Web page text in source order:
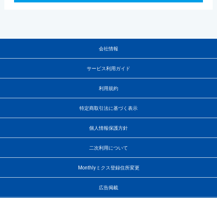
会社情報
サービス利用ガイド
利用規約
特定商取引法に基づく表示
個人情報保護方針
二次利用について
Monthlyミクス登録住所変更
広告掲載